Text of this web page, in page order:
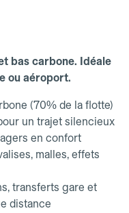
bas carbone. Idéale
ou aéroport.
(70% de la flotte)
un trajet silencieux
en confort
malles, effets
transferts gare et
distance